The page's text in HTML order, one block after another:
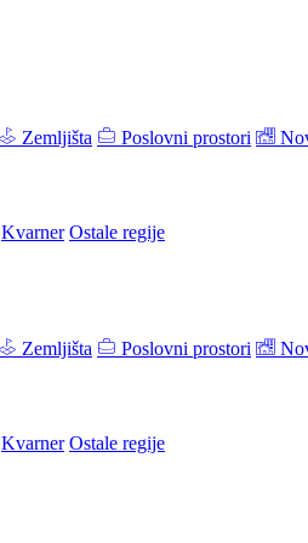
Zemljišta Poslovni prostori
Kvarner Ostale regije
Zemljišta Poslovni prostori
Kvarner Ostale regije